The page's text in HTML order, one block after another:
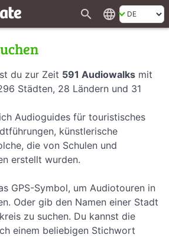
search language
du zur Zeit 591 Audiowalks mit
Städten, 28 Ländern und 31
Audioguides für touristisches
künstlerische
die von Schulen und
erstellt wurden.
GPS-Symbol, um Audiotouren in
Oder gib den Namen einer Stadt
zu suchen. Du kannst die
einem beliebigen Stichwort